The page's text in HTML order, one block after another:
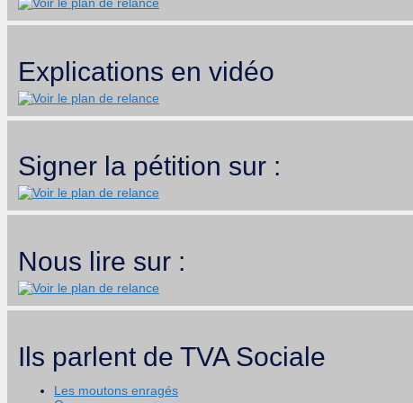
Explications en vidéo
Signer la pétition sur :
Nous lire sur :
Ils parlent de TVA Sociale
Les moutons enragés